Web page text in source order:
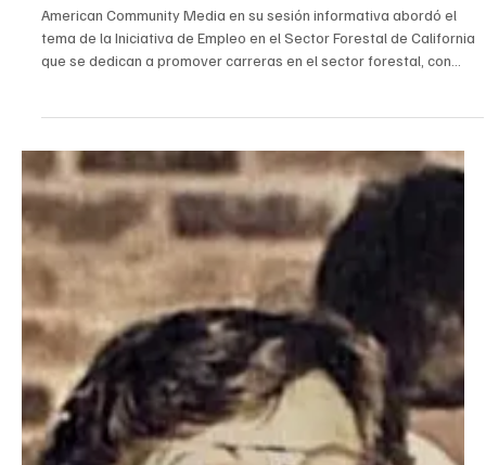
Alma Contreras
9 abr
3 min de lectura
Iniciativa de Empleo en el Sector Forestal de
California Ampliando Oportunidades
Profesionales y Fortaleciendo la Fuerza Laboral
de California
American Community Media en su sesión informativa abordó el
tema de la Iniciativa de Empleo en el Sector Forestal de California
que se dedican a promover carreras en el sector forestal, con
énfasis en la gestión forestal, la prevención de incendios
forestales y la sostenibilidad.